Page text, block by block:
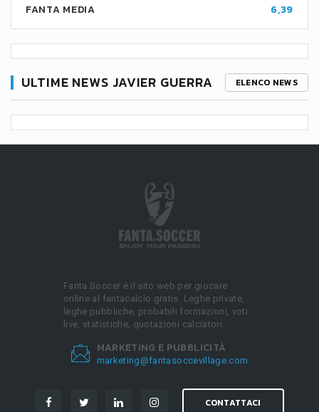
FANTA MEDIA 6,39
ULTIME NEWS JAVIER GUERRA ELENCO NEWS
Fanta.Soccer è il sito web per giocare
online al fantacalcio gratis. Leghe private,
leghe pubbliche, probabili formazioni, voti
live, statistiche, quotazioni calciatori.
MARKETING E PUBBLICITÀ
marketing@fantasoccevillage.com
CONTATTACI